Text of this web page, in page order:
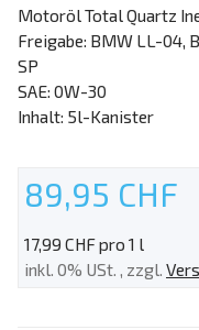
Motoröl Total Quartz
Freigabe: BMW LL-04,
SP
SAE: 0W-30
Inhalt: 5l-Kanister
89,95 CHF
17,99 CHF pro 1 l
inkl. 0% USt. , zzgl.